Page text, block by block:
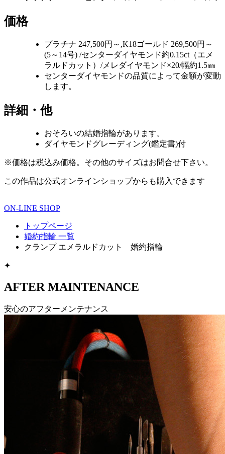
価格
プラチナ 247,500円～,K18ゴールド 269,500円～
(5～14号) /センターダイヤモンド約0.15ct（エメ
ラルドカット）/メレダイヤモンド×20/幅約1.5㎜
センターダイヤモンドの品質によって金額が変動
します。
詳細・他
おそろいの結婚指輪があります。
ダイヤモンドグレーディング(鑑定書)付
※価格は税込み価格。その他のサイズはお問合せ下さい。
この作品は公式オンラインショップからも購入できます
ON-LINE SHOP
トップページ
婚約指輪 一覧
クランプ エメラルドカット 婚約指輪
✦
AFTER MAINTENANCE
安心のアフターメンテナンス